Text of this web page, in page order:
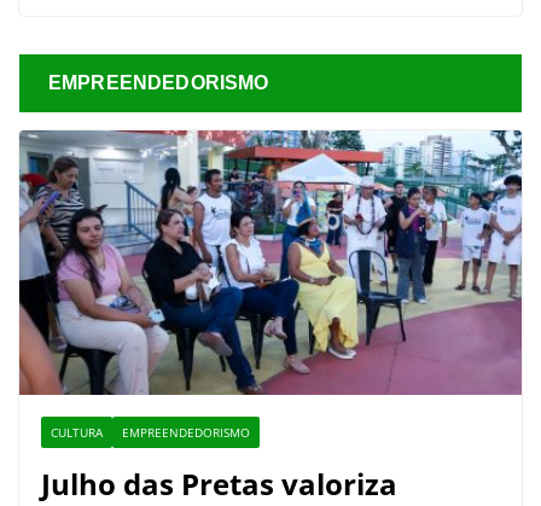
EMPREENDEDORISMO
CULTURA EMPREENDEDORISMO
Julho das Pretas valoriza